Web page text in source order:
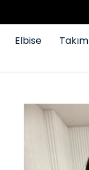
Elbise Takım